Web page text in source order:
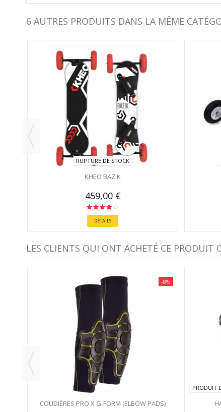
6 AUTRES PRODUITS DANS LA MÊME
RUPTURE DE STOCK
KHEO BAZIK
459,00 €
DÉTAILS
LES CLIENTS QUI ONT ACHETÉ CE PRODUIT
-8%
COUDIÈRES PRO X G-FORM (ELBOW PADS)
PRODUIT